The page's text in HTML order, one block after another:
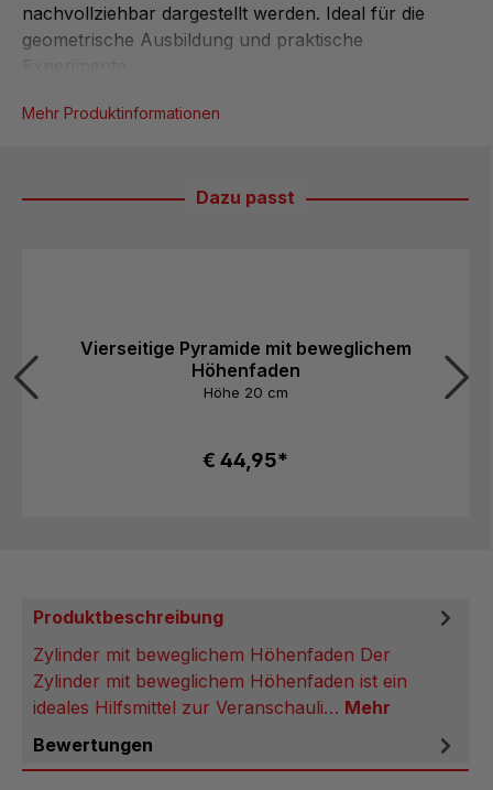
nachvollziehbar dargestellt werden. Ideal für die
geometrische Ausbildung und praktische
Mehr Produktinformationen
Dazu passt
Vierseitige Pyramide mit beweglichem
Höhenfaden
Höhe 20 cm
€ 44,95*
Produktbeschreibung
Zylinder mit beweglichem Höhenfaden Der
Zylinder mit beweglichem Höhenfaden ist ein
ideales Hilfsmittel zur Veranschauli… Mehr
Bewertungen